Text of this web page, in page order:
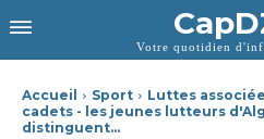
Votre quotidien
Accueil Sport
Luttes
cadets - les jeunes lutteurs
distinguent...